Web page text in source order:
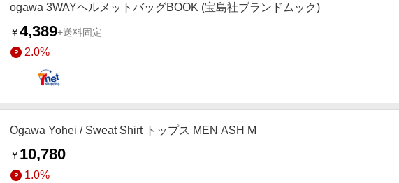
ogawa 3WAYヘルメットバッグBOOK (宝島社ブランドムック)
￥4,389+送料固定
2.0%
Ogawa Yohei / Sweat Shirt トップス MEN ASH M
￥ 10,780
1.0%